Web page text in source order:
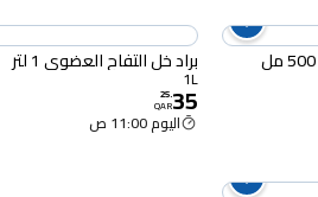
براد خل التفاح العضوي 1 لتر
1L
35
.
25
QAR
اليوم 11:00 ص